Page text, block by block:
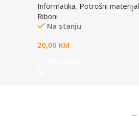
(A4)S015633
Informatika, Potrošni materijal
Riboni
Na stanju
20,00 KM